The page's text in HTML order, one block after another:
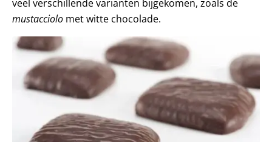
veel verschillende varianten bijgekomen, zoals de
mustacciolo met witte chocolade.